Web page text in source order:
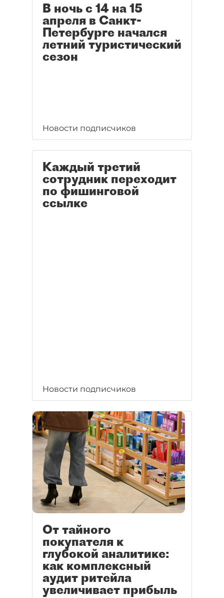
В ночь с 14 на 15
апреля в Санкт-
Петербурге начался
летний туристический
сезон
Новости подписчиков
Каждый третий
сотрудник переходит
по фишинговой
ссылке
Новости подписчиков
От тайного
покупателя к
глубокой аналитике:
как комплексный
аудит ритейла
увеличивает прибыль